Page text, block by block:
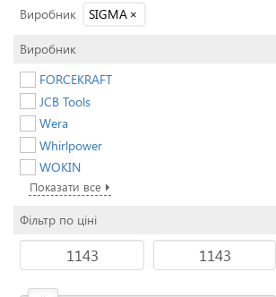
Виробник
SIGMA ×
Виробник
FORCEKRAFT
JCB Tools
Wera
Whirlpower
WOKIN
Показати все
Фільтр по ціні